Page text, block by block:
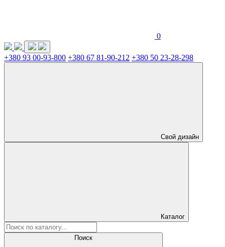
0
+380 93 00-93-800 +380 67 81-90-212 +380 50 23-28-298
Свой дизайн
Каталог
Поиск